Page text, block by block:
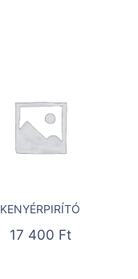
KENYÉRPIRÍTÓ
17 400 Ft